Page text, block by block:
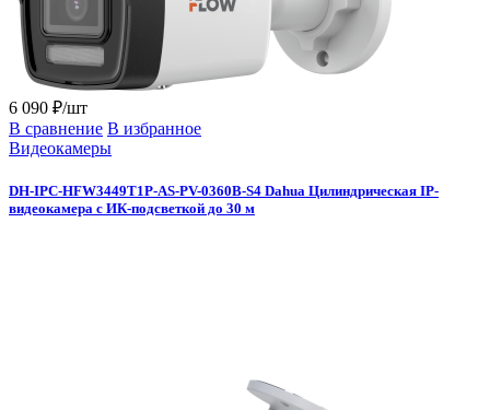
6 090 ₽/шт
В сравнение В избранное
Видеокамеры
DH-IPC-HFW3449T1P-AS-PV-0360B-S4 Dahua Цилиндрическая IP-
видеокамера с ИК-подсветкой до 30 м